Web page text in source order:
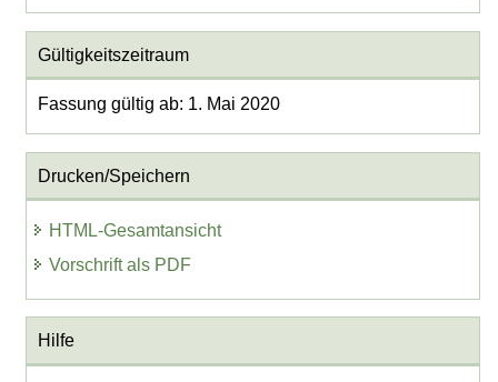
Gültigkeitszeitraum
Fassung gültig ab: 1. Mai 2020
Drucken/Speichern
HTML-Gesamtansicht
Vorschrift als PDF
Hilfe